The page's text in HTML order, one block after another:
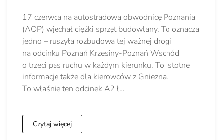
17 czerwca na autostradową obwodnicę Poznania
(AOP) wjechał ciężki sprzęt budowlany. To oznacza
jedno – ruszyła rozbudowa tej ważnej drogi
na odcinku Poznań Krzesiny-Poznań Wschód
o trzeci pas ruchu w każdym kierunku. To istotne
informacje także dla kierowców z Gniezna.
To właśnie ten odcinek A2 ł…
Czytaj więcej